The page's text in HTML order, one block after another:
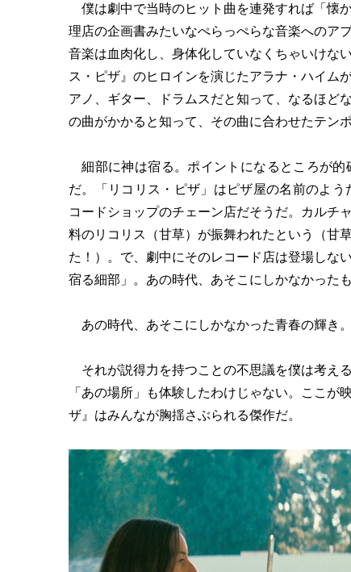
僕は劇中で当時のヒット曲を連発すれば「懐
理店の企画書みたいなぺらっぺらな音楽へのア
音楽は血肉化し、身体化していなくちゃいけな
ス・ピザ』のヒロインを演じたアラナ・ハイム
アノ、ギター、ドラムスだと知って、なるほど
の曲がかかると知って、その曲に合わせたテン
細部に神は宿る。ポイントになるところが
だ。「リコリス・ピザ」はピザ屋の名前のよ
コードショップのチェーン店だそうだ。カルチ
料のリコリス（甘草）が振舞われたという（甘
た！）。で、劇中にそのレコード店は登場しな
宿る細部」。あの時代、あそこにしかなかったも
あの時代、あそこにしかなかった青春の輝き。
それが説得力を持つことの不思議を僕は考え
「あの場所」も体験したわけじゃない。ここ
ザ』はみんなが胸揺さぶられる傑作だ。